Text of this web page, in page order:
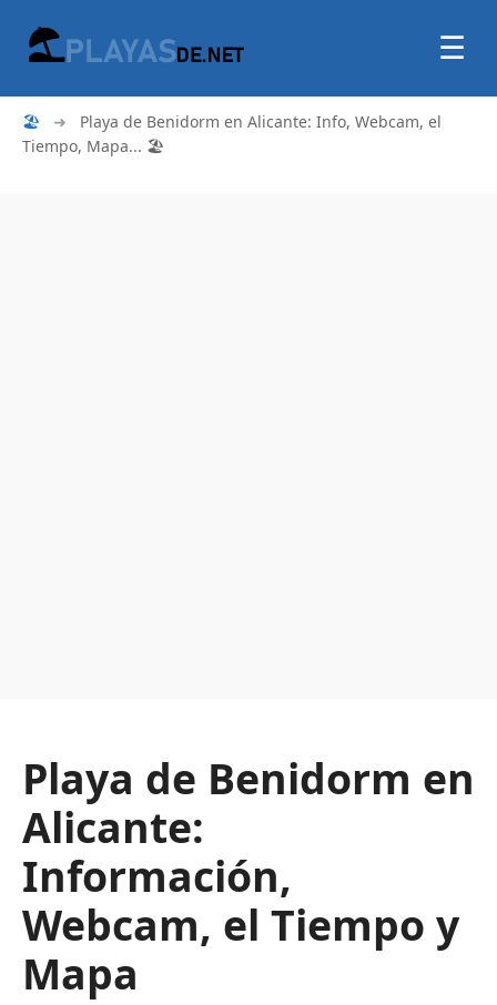
☰
🏖 ➜
Playa de Benidorm en Alicante: Info, Webcam, el
Tiempo, Mapa... 🏖️
Playa de Benidorm en
Alicante:
Información,
Webcam, el Tiempo y
Mapa